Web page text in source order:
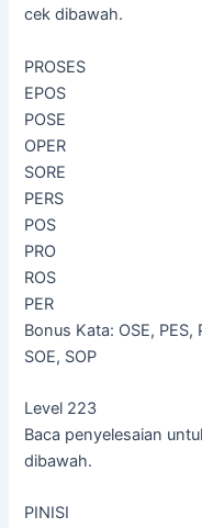
cek dibawah.
PROSES
EPOS
POSE
OPER
SORE
PERS
POS
PRO
ROS
PER
Bonus Kata: OSE, PES,
SOE, SOP
Level 223
Baca penyelesaian
dibawah.
PINISI